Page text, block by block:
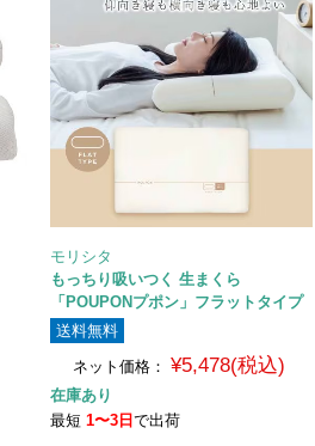
モリシタ
もっちり吸いつく 生まくら
「POUPONプポン」フラットタイプ
送料無料
ネット価格： ¥5,478(税込)
在庫あり
最短1〜3日で出荷